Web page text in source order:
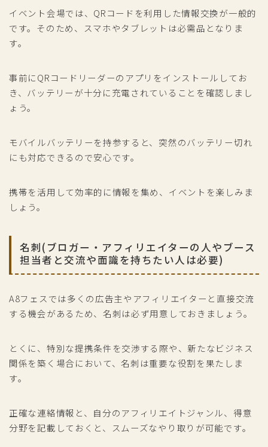
イベント会場では、QRコードを利用した情報交換が一般的
です。そのため、スマホやタブレットは必需品となりま
す。
事前にQRコードリーダーのアプリをインストールしてお
き、バッテリーが十分に充電されていることを確認しまし
ょう。
モバイルバッテリーを持参すると、突然のバッテリー切れ
にも対応できるので安心です。
携帯を活用して効率的に情報を集め、イベントを楽しみま
しょう。
名刺(ブロガー・アフィリエイターの人やブース
担当者と交流や面識を持ちたい人は必要)
A8フェスでは多くの広告主やアフィリエイターと直接交流
する機会があるため、名刺は必ず用意しておきましょう。
とくに、特別な提携条件を交渉する際や、新たなビジネス
関係を築く場合において、名刺は重要な役割を果たしま
す。
正確な連絡情報と、自分のアフィリエイトジャンル、得意
分野を記載しておくと、スムーズなやり取りが可能です。